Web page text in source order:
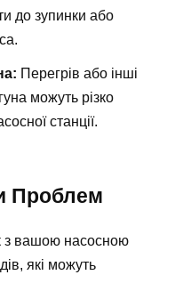
до зупинки або
Перегрів або інші
можуть різко
станції.
Проблем
з вашою насосною
які можуть